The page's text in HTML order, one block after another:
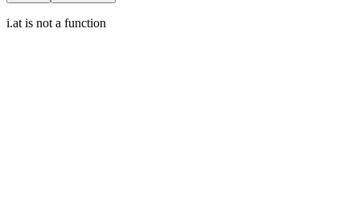
i.at is not a function